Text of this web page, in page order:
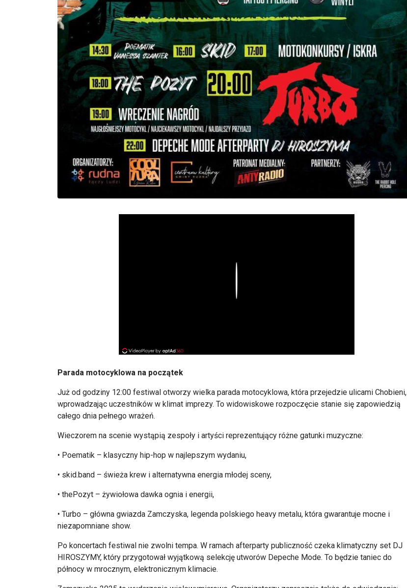
Parada motocyklowa na początek
Już od godziny 12:00 festiwal otworzy wielka parada motocyklowa, która przejedzie ulicami Chobieni,
wprowadzając uczestników w klimat imprezy. To widowiskowe rozpoczęcie stanie się zapowiedzią
całego dnia pełnego wrażeń.
Wieczorem na scenie wystąpią zespoły i artyści reprezentujący różne gatunki muzyczne:
• Poematik – klasyczny hip-hop w najlepszym wydaniu,
• skid.band – świeża krew i alternatywna energia młodej sceny,
• thePozyt – żywiołowa dawka ognia i energii,
• Turbo – główna gwiazda Zamczyska, legenda polskiego heavy metalu, która gwarantuje mocne i
niezapomniane show.
Po koncertach festiwal nie zwolni tempa. W ramach afterparty publiczność czeka klimatyczny set DJ
HIROSZYMY, który przygotował wyjątkową selekcję utworów Depeche Mode. To będzie taniec do
północy w mrocznym, elektronicznym klimacie.